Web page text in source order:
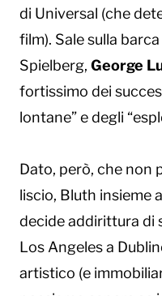
di Universal (che
film). Sale sulla
Spielberg, George
fortissimo dei
lontane” e degli
Dato, però, che non
liscio, Bluth insieme
decide addirittura di
Los Angeles a
artistico (e